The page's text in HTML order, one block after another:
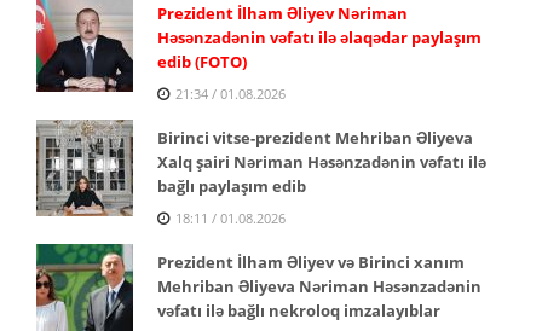
Prezident İlham Əliyev Nəriman
Həsənzadənin vəfatı ilə əlaqədar paylaşım
edib (FOTO)
21:34 / 01.08.2026
Birinci vitse-prezident Mehriban Əliyeva
Xalq şairi Nəriman Həsənzadənin vəfatı ilə
bağlı paylaşım edib
18:11 / 01.08.2026
Prezident İlham Əliyev və Birinci xanım
Mehriban Əliyeva Nəriman Həsənzadənin
vəfatı ilə bağlı nekroloq imzalayıblar